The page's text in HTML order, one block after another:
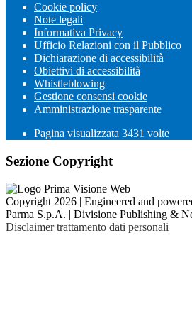
Cookie policy
Note legali
Informativa Privacy
Ufficio Relazioni con il Pubblico
Dichiarazione di accessibilità
Obiettivi di accessibilità
Whistleblowing
Gestione consensi cookie
Amministrazione trasparente
Pagina visualizzata 3431 volte
Sezione Copyright
Copyright 2026 | Engineered and
Parma S.p.A. | Divisione Publishing &
Disclaimer trattamento dati personali